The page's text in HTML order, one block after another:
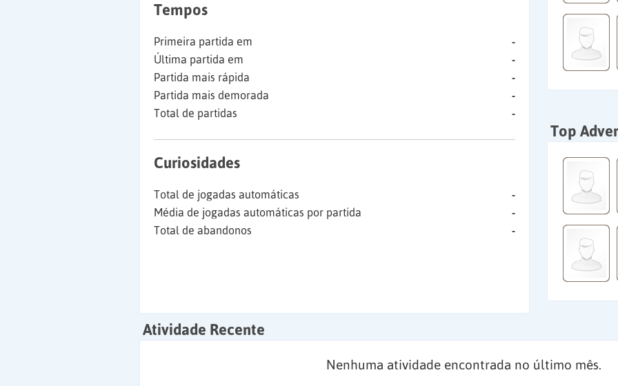
Tempos
Primeira partida em
-
Última partida em
-
Partida mais rápida
-
Partida mais demorada
-
Total de partidas
-
Curiosidades
Total de jogadas automáticas
-
Média de jogadas automáticas por partida
-
Total de abandonos
-
Top
Atividade Recente
Nenhuma atividade encontrada no último mês.